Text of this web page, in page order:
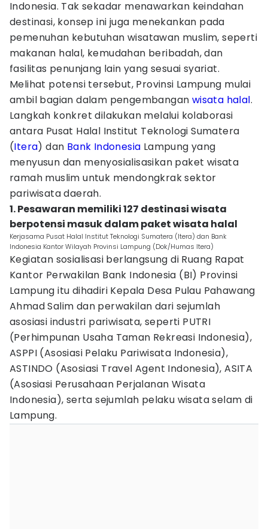
Indonesia. Tak sekadar menawarkan keindahan
destinasi, konsep ini juga menekankan pada
pemenuhan kebutuhan wisatawan muslim, seperti
makanan halal, kemudahan beribadah, dan
fasilitas penunjang lain yang sesuai syariat.
Melihat potensi tersebut, Provinsi Lampung mulai
ambil bagian dalam pengembangan wisata halal.
Langkah konkret dilakukan melalui kolaborasi
antara Pusat Halal Institut Teknologi Sumatera
(Itera) dan Bank Indonesia Lampung yang
menyusun dan menyosialisasikan paket wisata
ramah muslim untuk mendongkrak sektor
pariwisata daerah.
1. Pesawaran memiliki 127 destinasi wisata
berpotensi masuk dalam paket wisata halal
Kerjasama Pusat Halal Institut Teknologi Sumatera (Itera) dan Bank
Indonesia Kantor Wilayah Provinsi Lampung (Dok/Humas Itera)
Kegiatan sosialisasi berlangsung di Ruang Rapat
Kantor Perwakilan Bank Indonesia (BI) Provinsi
Lampung itu dihadiri Kepala Desa Pulau Pahawang
Ahmad Salim dan perwakilan dari sejumlah
asosiasi industri pariwisata, seperti PUTRI
(Perhimpunan Usaha Taman Rekreasi Indonesia),
ASPPI (Asosiasi Pelaku Pariwisata Indonesia),
ASTINDO (Asosiasi Travel Agent Indonesia), ASITA
(Asosiasi Perusahaan Perjalanan Wisata
Indonesia), serta sejumlah pelaku wisata selam di
Lampung.